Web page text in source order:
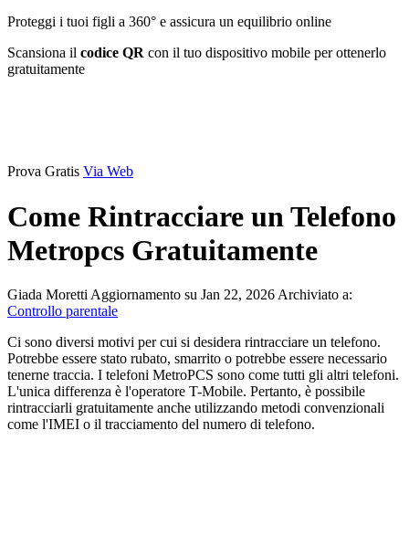
Proteggi i tuoi figli a 360° e assicura un equilibrio online
Scansiona il codice QR con il tuo dispositivo mobile per ottenerlo
gratuitamente
Prova Gratis Via Web
Come Rintracciare un Telefono
Metropcs Gratuitamente
Giada Moretti Aggiornamento su Jan 22, 2026 Archiviato a:
Controllo parentale
Ci sono diversi motivi per cui si desidera rintracciare un telefono.
Potrebbe essere stato rubato, smarrito o potrebbe essere necessario
tenerne traccia. I telefoni MetroPCS sono come tutti gli altri telefoni.
L'unica differenza è l'operatore T-Mobile. Pertanto, è possibile
rintracciarli gratuitamente anche utilizzando metodi convenzionali
come l'IMEI o il tracciamento del numero di telefono.